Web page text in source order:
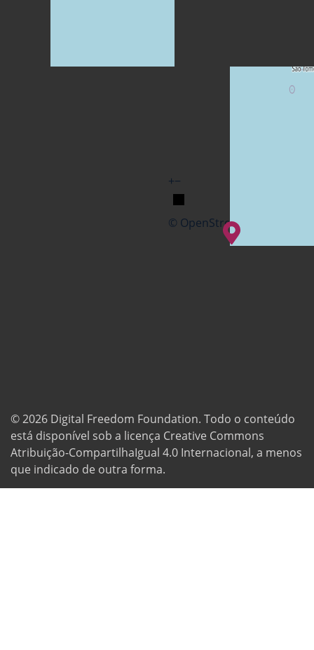
+−
© OpenStreetMap
© 2026 Digital Freedom Foundation. Todo o conteúdo
está disponível sob a licença Creative Commons
Atribuição-CompartilhaIgual 4.0 Internacional, a menos
que indicado de outra forma.